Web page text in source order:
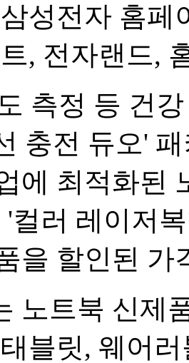
성전자 홈
, 전자랜드,
측정 등 건
충전 듀오'
에 최적화된
'컬러 레이저
을 할인된 가
노트북 신제
블릿, 웨어